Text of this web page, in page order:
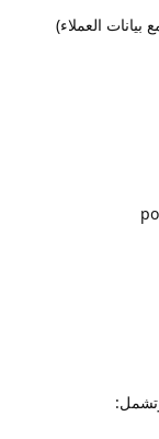
العملاء)